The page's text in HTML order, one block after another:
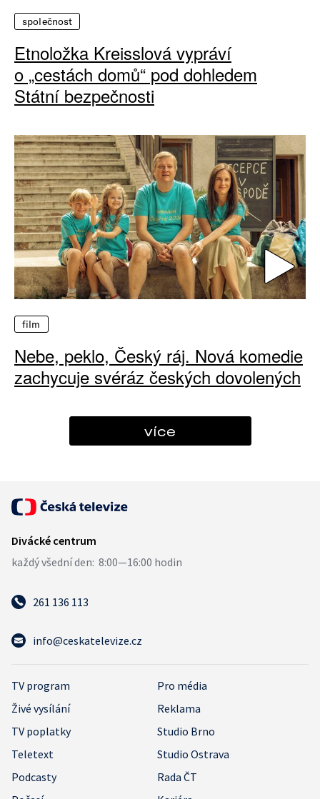
společnost
Etnoložka Kreisslová vypráví
o „cestách domů“ pod dohledem
Státní bezpečnosti
film
Nebe, peklo, Český ráj. Nová komedie
zachycuje svéráz českých dovolených
více
261 136 113
info@ceskatelevize.cz
TV program
Pro média
Živé vysílání
Reklama
TV poplatky
Studio Brno
Teletext
Studio Ostrava
Podcasty
Rada ČT